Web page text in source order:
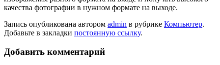
качества фотографии в нужном формате на выходе.
Запись опубликована автором admin в рубрике Компьютер.
Добавьте в закладки постоянную ссылку.
Добавить комментарий